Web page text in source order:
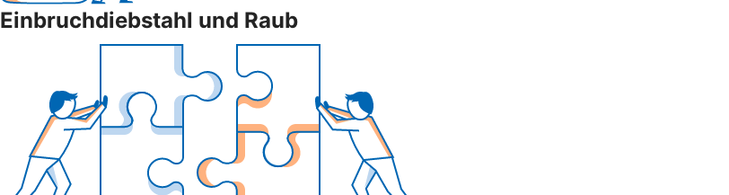
Einbruchdiebstahl und Raub